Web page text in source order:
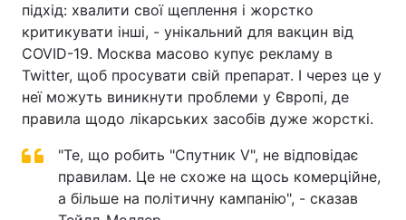
підхід: хвалити свої щеплення і жорстко
критикувати інші, - унікальний для вакцин від
COVID-19. Москва масово купує рекламу в
Twitter, щоб просувати свій препарат. І через це у
неї можуть виникнути проблеми у Європі, де
правила щодо лікарських засобів дуже жорсткі.
"Те, що робить "Спутник V", не відповідає
правилам. Це не схоже на щось комерційне,
а більше на політичну кампанію", - сказав